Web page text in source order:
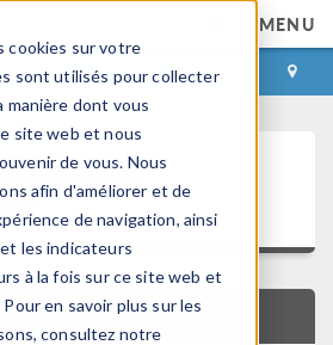
cookies sur votre
sont utilisés pour collecter
manière dont vous
site web et nous
de vous. Nous
afin d'améliorer et de
de navigation, ainsi
les indicateurs
à la fois sur ce site web et
en savoir plus sur les
consultez notre
MENU
CONNEXION CONTACT
et